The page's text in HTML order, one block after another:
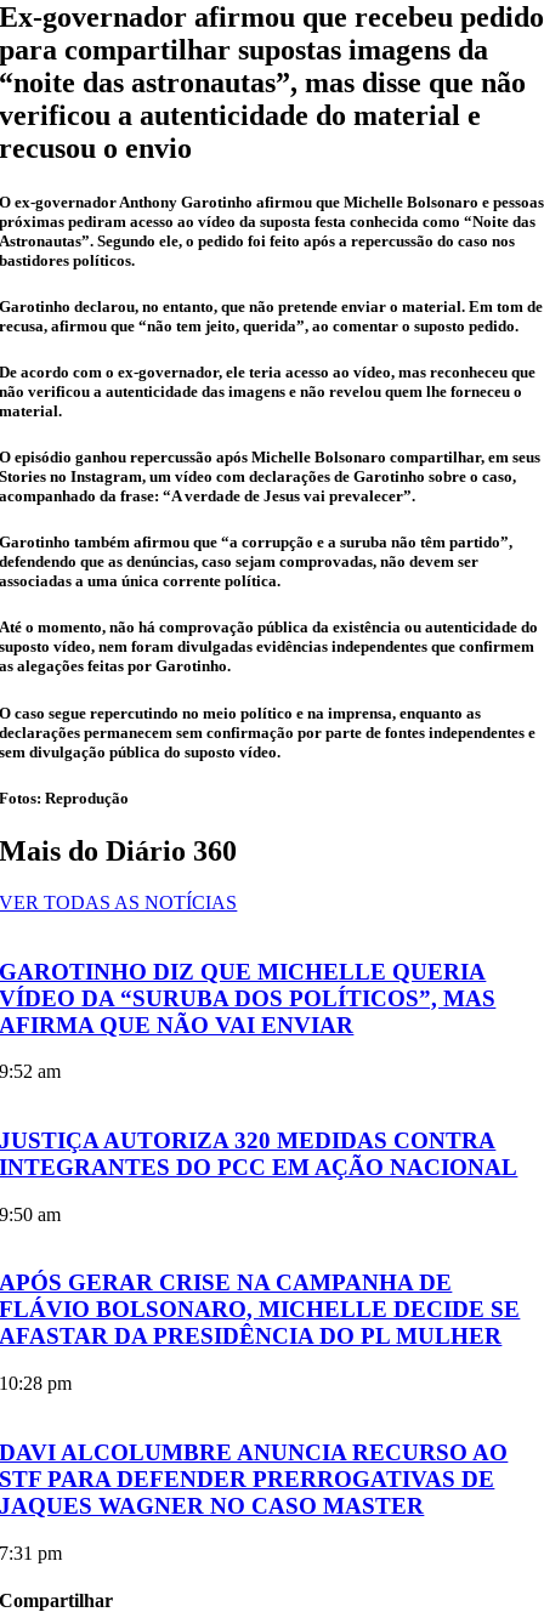
Ex-governador afirmou que recebeu pedido
para compartilhar supostas imagens da
“noite das astronautas”, mas disse que não
verificou a autenticidade do material e
recusou o envio
O ex-governador Anthony Garotinho afirmou que Michelle Bolsonaro e pessoas
próximas pediram acesso ao vídeo da suposta festa conhecida como “Noite das
Astronautas”. Segundo ele, o pedido foi feito após a repercussão do caso nos
bastidores políticos.
Garotinho declarou, no entanto, que não pretende enviar o material. Em tom de
recusa, afirmou que “não tem jeito, querida”, ao comentar o suposto pedido.
De acordo com o ex-governador, ele teria acesso ao vídeo, mas reconheceu que
não verificou a autenticidade das imagens e não revelou quem lhe forneceu o
material.
O episódio ganhou repercussão após Michelle Bolsonaro compartilhar, em seus
Stories no Instagram, um vídeo com declarações de Garotinho sobre o caso,
acompanhado da frase: “A verdade de Jesus vai prevalecer”.
Garotinho também afirmou que “a corrupção e a suruba não têm partido”,
defendendo que as denúncias, caso sejam comprovadas, não devem ser
associadas a uma única corrente política.
Até o momento, não há comprovação pública da existência ou autenticidade do
suposto vídeo, nem foram divulgadas evidências independentes que confirmem
as alegações feitas por Garotinho.
O caso segue repercutindo no meio político e na imprensa, enquanto as
declarações permanecem sem confirmação por parte de fontes independentes e
sem divulgação pública do suposto vídeo.
Fotos: Reprodução
Mais do Diário 360
VER TODAS AS NOTÍCIAS
GAROTINHO DIZ QUE MICHELLE QUERIA
VÍDEO DA “SURUBA DOS POLÍTICOS”, MAS
AFIRMA QUE NÃO VAI ENVIAR
9:52 am
JUSTIÇA AUTORIZA 320 MEDIDAS CONTRA
INTEGRANTES DO PCC EM AÇÃO NACIONAL
9:50 am
APÓS GERAR CRISE NA CAMPANHA DE
FLÁVIO BOLSONARO, MICHELLE DECIDE SE
AFASTAR DA PRESIDÊNCIA DO PL MULHER
10:28 pm
DAVI ALCOLUMBRE ANUNCIA RECURSO AO
STF PARA DEFENDER PRERROGATIVAS DE
JAQUES WAGNER NO CASO MASTER
7:31 pm
Compartilhar